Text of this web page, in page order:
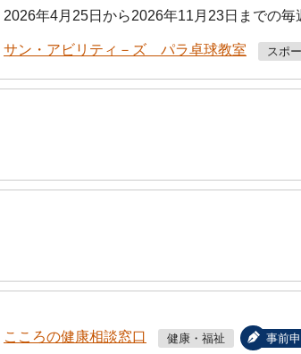
2026年4月25日から2026年11月23日までの毎
サン・アビリティ－ズ パラ卓球教室 スポ
こころの健康相談窓口 健康・福祉 事前